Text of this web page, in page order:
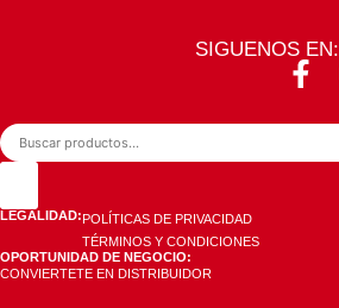
SIGUENOS EN:
LEGALIDAD:POLÍTICAS DE PRIVACIDAD
TÉRMINOS Y CONDICIONES
OPORTUNIDAD DE NEGOCIO:
CONVIERTETE EN DISTRIBUIDOR